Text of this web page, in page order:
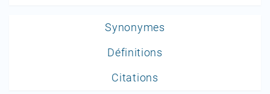
Synonymes
Définitions
Citations